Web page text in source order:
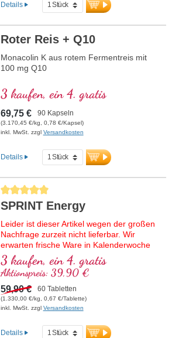
Details
Roter Reis + Q10
Monacolin K aus rotem Fermentreis mit
100 mg Q10
3 kaufen, ein 4. gratis
69,75 € 90 Kapseln
(3.170,45 €/kg, 0,78 €/Kapsel)
inkl. MwSt. zzgl Versandkosten
Details
Durchschnittliche Bewertung von 5 von 5 Sternen
SPRINT Energy
Leider ist dieser Artikel wegen der großen
Nachfrage zurzeit nicht lieferbar. Wir
erwarten frische Ware in Kalenderwoche
37/2026.
Hochwertige Rezeptur mit NADH,
bioaktivem Vitamin B12, Coenzym Q10
und veganem Vitamin D3. Als Sublingual-
Tablette zur Aufnahme schon über die
3 kaufen, ein 4. gratis
Aktionspreis: 39,90 €
59,90 € 60 Tabletten
(1.330,00 €/kg, 0,67 €/Tablette)
inkl. MwSt. zzgl Versandkosten
Details